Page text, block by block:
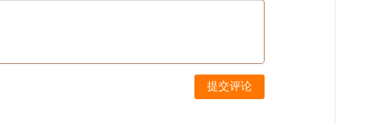
提交评论